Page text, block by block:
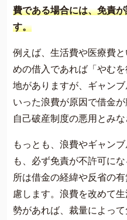
費である場合には、免責
す。
例えば、生活費や医療費
めの借入であれば「やむ
地がありますが、ギャン
いった浪費が原因で借金
自己破産制度の悪用とみな
もっとも、浪費やギャン
も、必ず免責が不許可に
所は借金の経緯や反省の
慮します。浪費を改めて
勢があれば、裁量によっ